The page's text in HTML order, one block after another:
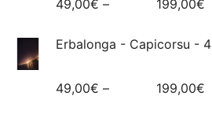
49,00€ – 199,00€
Erbalonga - Capicorsu - 4
49,00€ – 199,00€